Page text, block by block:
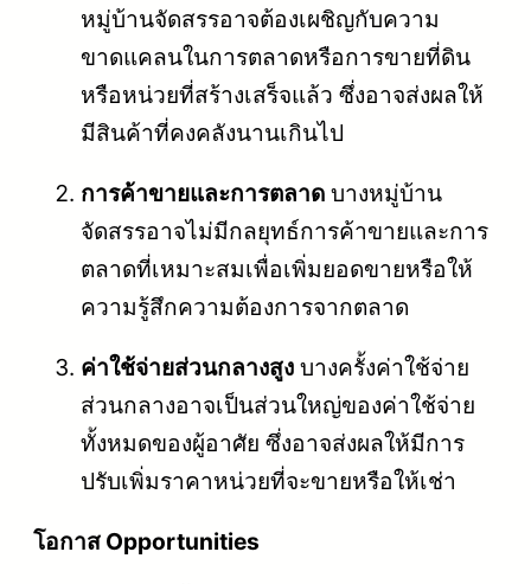
หมู่บ้านจัดสรรอาจต้องเผชิญกับความ
ขาดแคลนในการตลาดหรือการขายที่ดิน
หรือหน่วยที่สร้างเสร็จแล้ว ซึ่งอาจส่งผลให้
มีสินค้าที่คงคลังนานเกินไป
การค้าขายและการตลาด บางหมู่บ้าน
จัดสรรอาจไม่มีกลยุทธ์การค้าขายและการ
ตลาดที่เหมาะสมเพื่อเพิ่มยอดขายหรือให้
ความรู้สึกความต้องการจากตลาด
ค่าใช้จ่ายส่วนกลางสูง บางครั้งค่าใช้จ่าย
ส่วนกลางอาจเป็นส่วนใหญ่ของค่าใช้จ่าย
ทั้งหมดของผู้อาศัย ซึ่งอาจส่งผลให้มีการ
ปรับเพิ่มราคาหน่วยที่จะขายหรือให้เช่า
โอกาส Opportunities